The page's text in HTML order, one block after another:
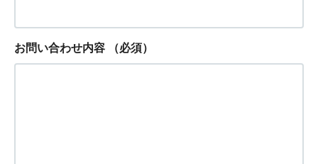
お問い合わせ内容 （必須）